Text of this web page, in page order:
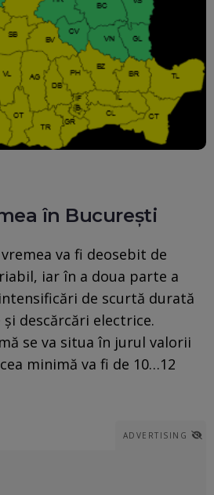
în București
va fi deosebit de
iar în a doua parte a
de scurtă durată
descărcări electrice.
se va situa în jurul valorii
minimă va fi de 10…12
ADVERTISING